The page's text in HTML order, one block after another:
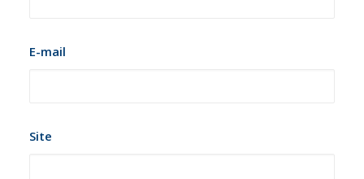
E-mail
Site